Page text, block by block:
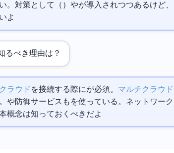
RPKI（Resource Public Key Infrastructure）やBGPsecが導入されつつあるけど、
よ
知るべき理由は？
クラウド を接続する際にBGPが必須。 マルチクラウド
やDDoS防御サービスもBGP Anycastを使っている。ネットワーク
概念は知っておくべきだよ